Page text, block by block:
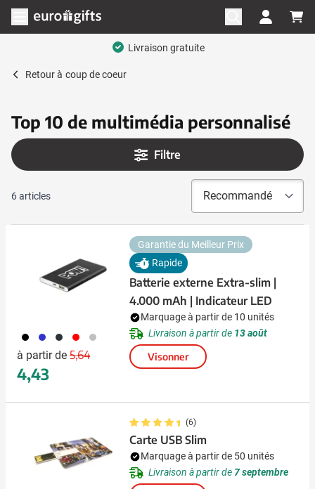
Aller au contenu
Ouvrir le menu
Livraison gratuite
Retour à coup de coeur
Top 10 de multimédia personnalisé
Filtre
6articles
001 023 411 008 032
à partir de Prix normal
5,64 Prix spécial
4,43
Garantie du Meilleur Prix
Rapide
Batterie externe Extra-slim |
4.000 mAh | Indicateur LED
Marquage à partir de 10 unités
Livraison à partir de 13 août
Visonner
(6)
Carte USB Slim
Marquage à partir de 50 unités
Livraison à partir de 7 septembre